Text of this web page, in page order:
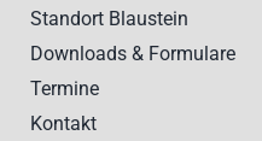
Standort Blaustein
Downloads & Formulare
Termine
Kontakt